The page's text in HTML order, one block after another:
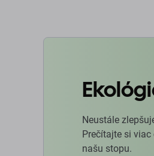
Neustále
Prečítajte si
našu stopu.